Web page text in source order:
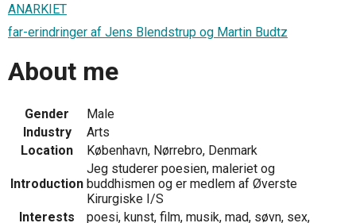
ANARKIET
far-erindringer af Jens Blendstrup og Martin Budtz
About me
Gender
Male
Industry
Arts
Location
København, Nørrebro, Denmark
Introduction
Jeg studerer poesien, maleriet og
buddhismen og er medlem af Øverste
Kirurgiske I/S
Interests
poesi, kunst, film, musik, mad, søvn, sex,